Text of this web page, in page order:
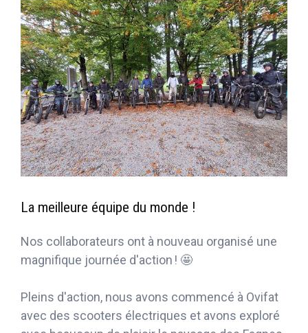
La meilleure équipe du monde !
Nos collaborateurs ont à nouveau organisé une
magnifique journée d'action ! 🤩
Pleins d'action, nous avons commencé à Ovifat
avec des scooters électriques et avons exploré